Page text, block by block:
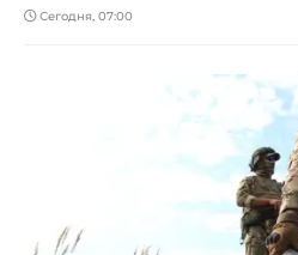
Сегодня, 07:00